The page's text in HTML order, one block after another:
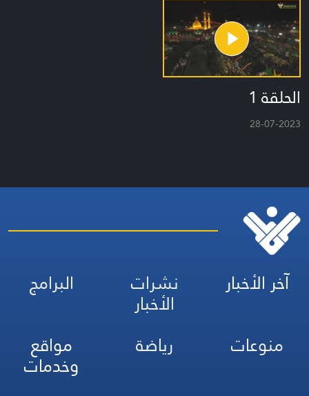
الحلقة 1
28-07-2023
آخر الأخبار نشرات
الأخبار
البرامج
منوعات
رياضة مواقع
وخدمات